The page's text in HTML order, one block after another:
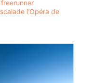
l’Opéra de